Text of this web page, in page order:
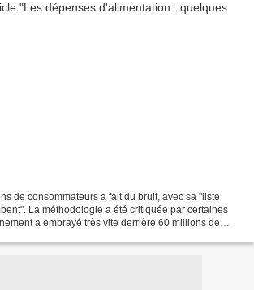
de consommateurs a fait du bruit, avec sa "liste
La méthodologie a été critiquée par certaines
a embrayé très vite derrière 60 millions de